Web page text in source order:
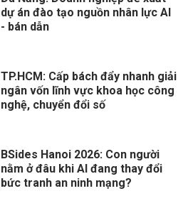
dự án đào tạo nguồn nhân lực AI
- bán dẫn
TP.HCM: Cấp bách đẩy nhanh giải
ngân vốn lĩnh vực khoa học công
nghệ, chuyển đổi số
BSides Hanoi 2026: Con người
nằm ở đâu khi AI đang thay đổi
bức tranh an ninh mạng?